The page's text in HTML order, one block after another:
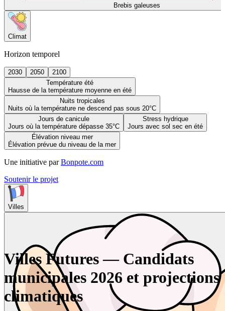
Brebis galeuses
Climat
Horizon temporel
2030 2050
2100
Température été
Hausse de la température moyenne en été
Nuits tropicales
Nuits où la température ne descend pas sous 20°C
Jours de canicule
Jours où la température dépasse 35°C
Stress hydrique
Jours avec sol sec en été
Élévation niveau mer
Élévation prévue du niveau de la mer
Une initiative par Bonpote.com
Soutenir le projet
Villes
Villes Futures — Candidats
municipales 2026 et projections
climatiques